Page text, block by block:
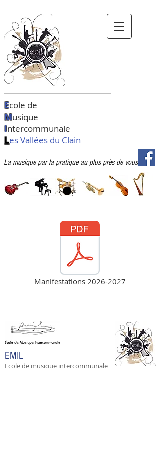
Ecole de
Musique
Intercommunale
Les Vallées du Clain
La musique par la pratique au plus près de vous
Manifestations 2026-2027
EMIL
Ecole de musique intercommunale